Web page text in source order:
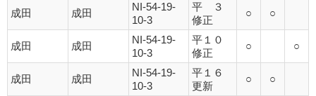
成田 成田
NI-54-19-
10-3
平 ３
修正
○ ○
成田 成田
NI-54-19-
10-3
平１０
修正
○ ○
成田 成田
NI-54-19-
10-3
平１６
更新
○ ○